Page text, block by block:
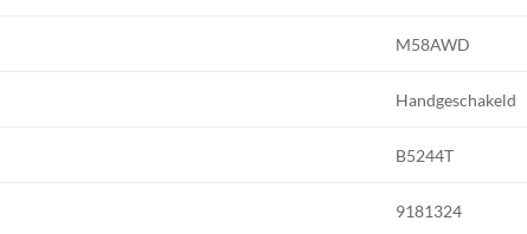
M58AWD
Handgeschakeld
B5244T
9181324